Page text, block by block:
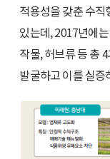
적용성을 갖춘 수
있는데, 2017년에
작물, 허브류 등 총
발굴하고 이를 실증